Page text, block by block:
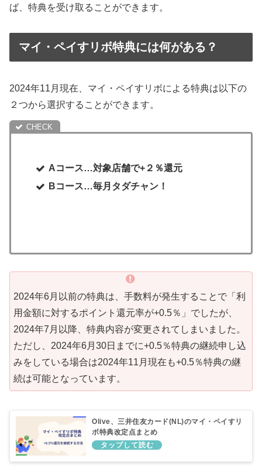
ば、特典を受け取ることができます。
マイ・ペイすリボ特典には何がある？
2024年11月現在、マイ・ペイすリボによる特典は以下の
２つから選択することができます。
Aコース…対象店舗で+２％還元
Bコース…毎月タダチャン！
2024年6月以前の特典は、手数料が発生することで「利
用金額に対するポイント還元率が+0.5％」でしたが、
2024年7月以降、特典内容が変更されてしまいました。
ただし、2024年6月30日までに+0.5％特典の継続申し込
みをしている場合は2024年11月現在も+0.5％特典の継
続は可能となっています。
Olive、三井住友カード(NL)のマイ・ペイすリ
ボ特典改定点まとめ